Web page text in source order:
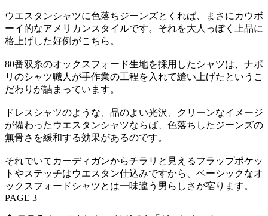
ウエスタンシャツに色落ちジーンズとくれば、まさにカウボ
ーイ的なアメリカンスタイルです。それを大人っぽく上品に
格上げした好例がこちら。
80番双糸のオックスフォード生地を採用したシャツは、ナポ
リのシャツ職人が手作業の工程を入れて縫い上げたというこ
だわりが詰まっています。
ドレスシャツのような、品のよい光沢、クリーンなイメージ
が備わったウエスタンシャツならば、色落ちしたジーンズの
無骨さを緩和する効果があるのです。
それでいてカーディガンからチラリと見えるフラップポケッ
トやステッチはウエスタン仕込みですから、ベーシックなオ
ックスフォードシャツとは一味違う男らしさが宿ります。
PAGE 3